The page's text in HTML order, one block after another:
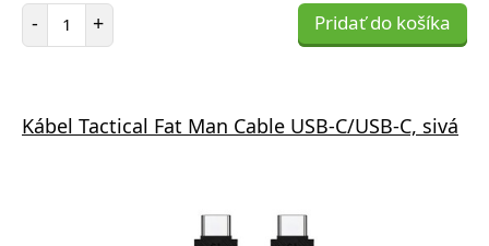
- Počet položiek
+ Pridať do košíka
Kábel Tactical Fat Man Cable USB-C/USB-C, sivá